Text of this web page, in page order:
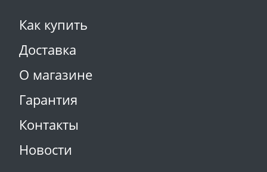
Как купить
Доставка
О магазине
Гарантия
Контакты
Новости